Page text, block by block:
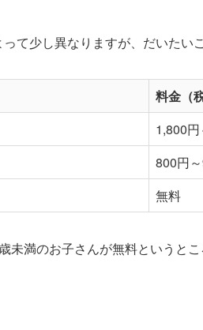
て少し異なりますが、だいたい
料金（
1,800
800円
無料
未満のお子さんが無料というと